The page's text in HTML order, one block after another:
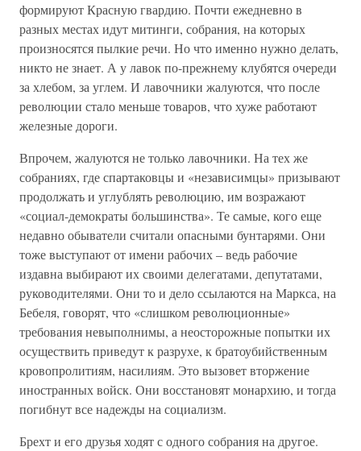
формируют Красную гвардию. Почти ежедневно в
разных местах идут митинги, собрания, на которых
произносятся пылкие речи. Но что именно нужно делать,
никто не знает. А у лавок по-прежнему клубятся очереди
за хлебом, за углем. И лавочники жалуются, что после
революции стало меньше товаров, что хуже работают
железные дороги.
Впрочем, жалуются не только лавочники. На тех же
собраниях, где спартаковцы и «независимцы» призывают
продолжать и углублять революцию, им возражают
«социал-демократы большинства». Те самые, кого еще
недавно обыватели считали опасными бунтарями. Они
тоже выступают от имени рабочих – ведь рабочие
издавна выбирают их своими делегатами, депутатами,
руководителями. Они то и дело ссылаются на Маркса, на
Бебеля, говорят, что «слишком революционные»
требования невыполнимы, а неосторожные попытки их
осуществить приведут к разрухе, к братоубийственным
кровопролитиям, насилиям. Это вызовет вторжение
иностранных войск. Они восстановят монархию, и тогда
погибнут все надежды на социализм.
Брехт и его друзья ходят с одного собрания на другое.